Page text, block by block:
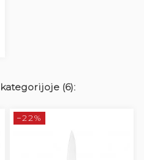
(6):
−22%